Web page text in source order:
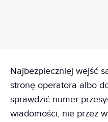
Najbezpieczniej wejść
stronę operatora albo
sprawdzić numer
wiadomości, nie przez